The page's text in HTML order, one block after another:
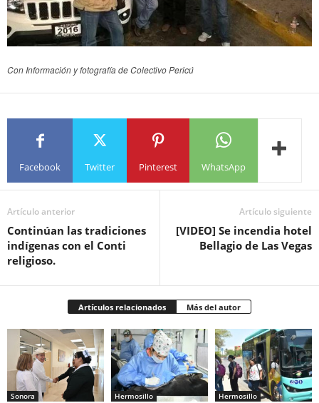
Con Información y fotografía de Colectivo Pericú
Facebook Twitter Pinterest WhatsApp
Artículo anterior
Continúan las tradiciones
indígenas con el Conti
religioso.
Artículo siguiente
[VIDEO] Se incendia hotel
Bellagio de Las Vegas
Artículos relacionados Más del autor
Sonora Hermosillo Hermosillo